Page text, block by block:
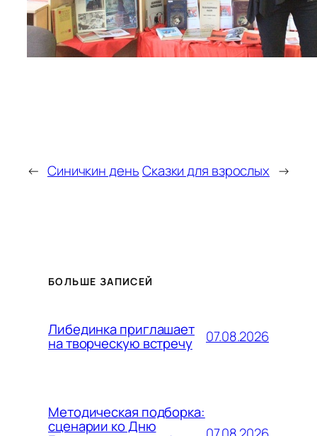
← Синичкин деньСказки для взрослых →
БОЛЬШЕ ЗАПИСЕЙ
Либединка приглашает
на творческую встречу 07.08.2026
Методическая подборка:
сценарии ко Дню